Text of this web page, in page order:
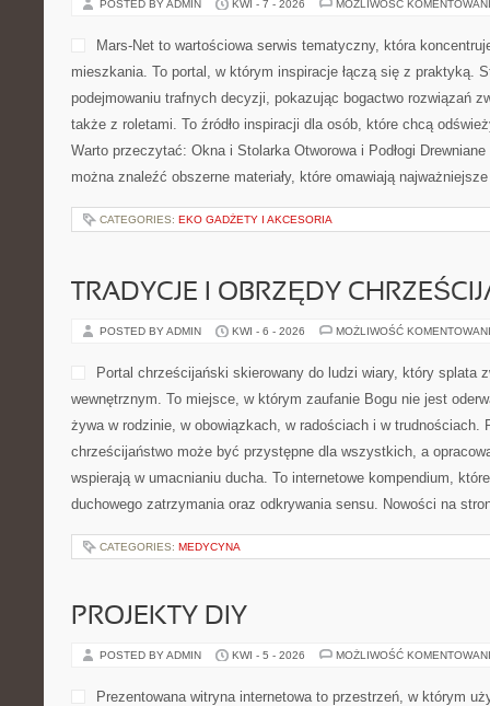
POSTED BY ADMIN KWI - 7 - 2026 MOŻLIWOŚĆ
Mars-Net to wartościowa serwis tematyczny, która
mieszkania. To portal, w którym inspiracje łączą się z praktyką.
podejmowaniu trafnych decyzji, pokazując bogactwo rozwiązań
także z roletami. To źródło inspiracji dla osób, które chcą
Warto przeczytać: Okna i Stolarka Otworowa i Podłogi
można znaleźć obszerne materiały, które omawiają
CATEGORIES: EKO GADŻETY I AKCESORIA
TRADYCJE I OBRZĘDY
POSTED BY ADMIN KWI - 6 - 2026 MOŻLIWOŚĆ
Portal chrześcijański skierowany do ludzi wiary, który splata
wewnętrznym. To miejsce, w którym zaufanie Bogu nie jest
żywa w rodzinie, w obowiązkach, w radościach i w trudnościach.
chrześcijaństwo może być przystępne dla wszystkich, a
wspierają w umacnianiu ducha. To internetowe kompendium,
duchowego zatrzymania oraz odkrywania sensu. Nowości na
CATEGORIES: MEDYCYNA
PROJEKTY DIY
POSTED BY ADMIN KWI - 5 - 2026 MOŻLIWOŚĆ
Prezentowana witryna internetowa to przestrzeń, w którym